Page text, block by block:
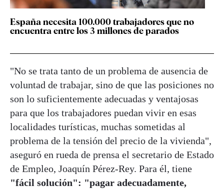
España necesita 100.000 trabajadores que no
encuentra entre los 3 millones de parados
"No se trata tanto de un problema de ausencia de
voluntad de trabajar, sino de que las posiciones no
son lo suficientemente adecuadas y ventajosas
para que los trabajadores puedan vivir en esas
localidades turísticas, muchas sometidas al
problema de la tensión del precio de la vivienda",
aseguró en rueda de prensa el secretario de Estado
de Empleo, Joaquín Pérez-Rey. Para él, tiene
"fácil solución": "pagar adecuadamente,